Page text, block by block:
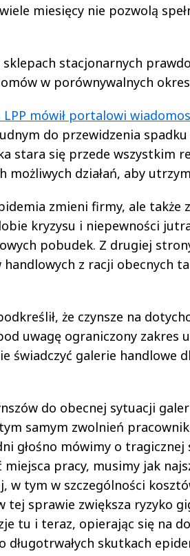
miesięcy nie pozwolą
sklepach stacjonarnych
w porównywalnych
LPP mówił portalowi
do przewidzenia
stara się przede wszystkim
możliwych działań, aby
zmieni firmy, ale także
kryzysu i niepewności
pobudek. Z drugiej
z racji obecnych
że czynsze na
uwagę ograniczony zakres
świadczyć galerie handlowe
do obecnej sytuacji
samym zwolnień
głośno mówimy o tragicznej
miejsca pracy, musimy jak
w tym w szczególności
tej sprawie zwiększa ryzyko
tu i teraz, opierając się na
skutkach